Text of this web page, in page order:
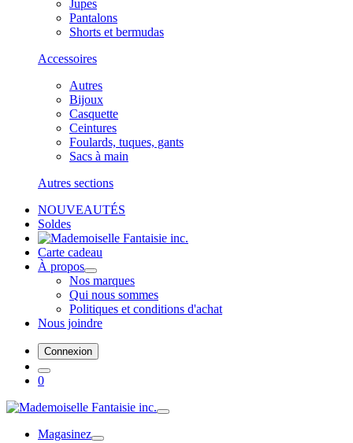
Jupes
Pantalons
Shorts et bermudas
Accessoires
Autres
Bijoux
Casquette
Ceintures
Foulards, tuques, gants
Sacs à main
Autres sections
NOUVEAUTÉS
Soldes
Carte cadeau
À propos
Nos marques
Qui nous sommes
Politiques et conditions d'achat
Nous joindre
Connexion
0
Magasinez